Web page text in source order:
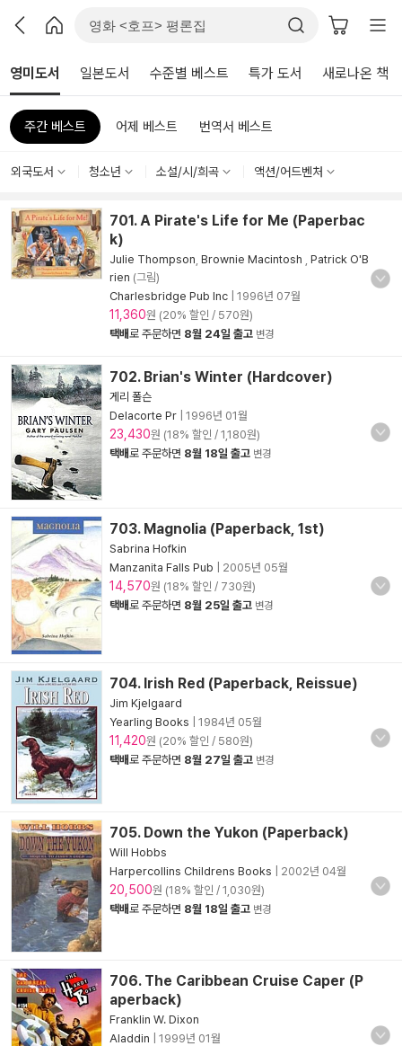
영미도서 일본도서 수준별 베스트 특가 도서 새로나온 책
주간 베스트 어제 베스트 번역서 베스트
외국도서 청소년 소설/시/희곡 액션/어드벤처
701. A Pirate's Life for Me (Paperbac
k)
Julie Thompson Brownie Macintosh
Patrick O'B
rien (그림)
Charlesbridge Pub Inc
1996년 07월
11,360원 (20% 할인 / 570원)
택배로 주문하면 8월 24일 출고 변경
702. Brian's Winter (Hardcover)
게리 폴슨
Delacorte Pr
1996년 01월
23,430원 (18% 할인 / 1,180원)
택배로 주문하면 8월 18일 출고 변경
703. Magnolia (Paperback, 1st)
Sabrina Hofkin
Manzanita Falls Pub
2005년 05월
14,570원 (18% 할인 / 730원)
택배로 주문하면 8월 25일 출고 변경
704. Irish Red (Paperback, Reissue)
Jim Kjelgaard
Yearling Books
1984년 05월
11,420원 (20% 할인 / 580원)
택배로 주문하면 8월 27일 출고 변경
705. Down the Yukon (Paperback)
Will Hobbs
Harpercollins Childrens Books
2002년 04월
20,500원 (18% 할인 / 1,030원)
택배로 주문하면 8월 18일 출고 변경
706. The Caribbean Cruise Caper (P
aperback)
Franklin W. Dixon
Aladdin
1999년 01월